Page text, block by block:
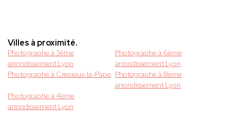
Villes à proximité.
Photographe à 3ème
arrondissement Lyon
Photographe à 6ème
arrondissement Lyon
Photographe à Crepieux-la-Pape Photographe à 8ème
arrondissement Lyon
Photographe à 4ème
arrondissement Lyon